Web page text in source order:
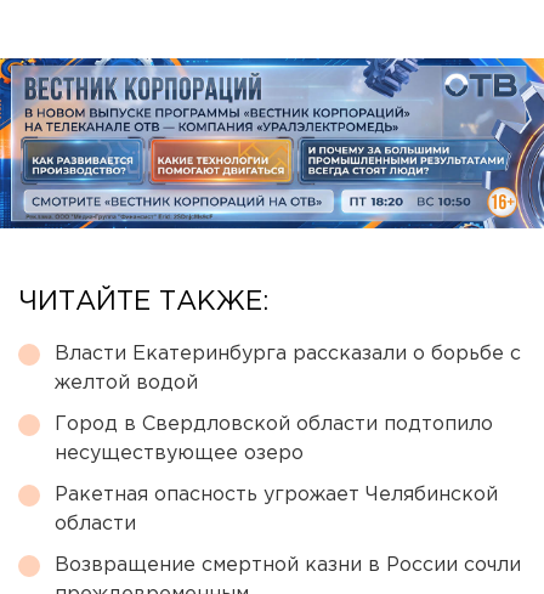
ЧИТАЙТЕ ТАКЖЕ:
Власти Екатеринбурга рассказали о борьбе с
желтой водой
Город в Свердловской области подтопило
несуществующее озеро
Ракетная опасность угрожает Челябинской
области
Возвращение смертной казни в России сочли